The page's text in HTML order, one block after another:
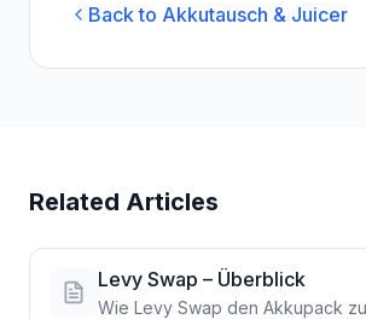
Back to Akkutausch & Juicer
Related Articles
Levy Swap – Überblick
Wie Levy Swap den Akkupack